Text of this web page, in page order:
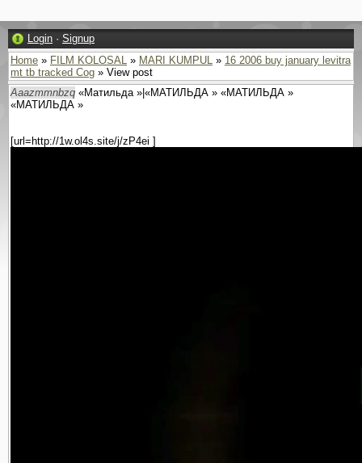
Login · Signup
Home » FILM KOLOSAL » MARI KUMPUL » 16 2006 buy january levitra
mt tb tracked Cog » View post
Aaazmmnbzq «Матильда »|«МАТИЛЬДА » «МАТИЛЬДА »
«МАТИЛЬДА »
[url=http://1w.ol4s.site/j/zP4ei ]